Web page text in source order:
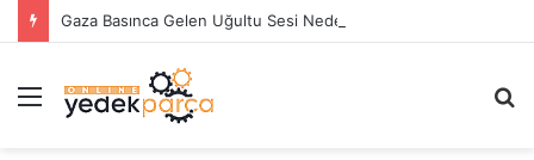
Gaza Basınca Gelen Uğultu Sesi Neden Olur?
Menü